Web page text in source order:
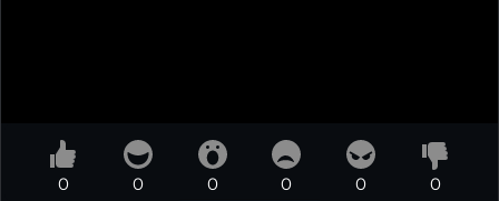
0 0 0 0 0
0